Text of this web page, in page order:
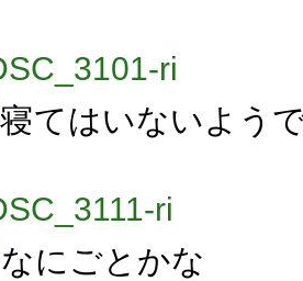
寝てはいないよう
なにごとかな